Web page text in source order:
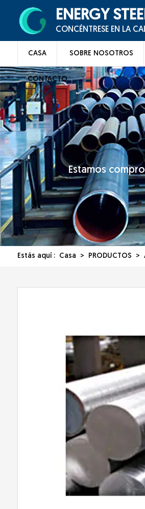
ENERGY
CONCÉNTRESE EN LA
CASA SOBRE NOSOTROS
CONTACTO
Estamos
Estás aquí : Casa > PRODUCTOS >